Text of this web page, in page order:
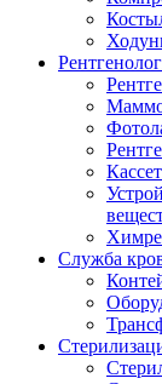
Служба